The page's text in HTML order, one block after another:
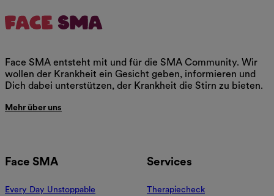
Face SMA entsteht mit und für die SMA Community. Wir
wollen der Krankheit ein Gesicht geben, informieren und
Dich dabei unterstützen, der Krankheit die Stirn zu bieten.
Mehr über uns
Face SMA
Every Day Unstoppable
Services
Therapiecheck